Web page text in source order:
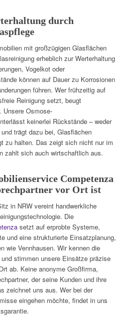
durch
mit großzügigen Glasflächen
erheblich zur Werterhaltung
Vogelkot oder
können auf Dauer zu Korrosionen
führen. Wer frühzeitig auf
Reinigung setzt, beugt
Unsere Osmose-
keinerlei Rückstände – weder
trägt dazu bei, Glasflächen
zu halten. Das zeigt sich nicht nur im
zahlt sich auch wirtschaftlich aus.
Competenza
vor Ort ist
in NRW vereint handwerkliche
Die
setzt auf erprobte Systeme,
und eine strukturierte Einsatzplanung,
wie Vennhausen. Wir kennen die
stimmen unsere Einsätze präzise
ab. Keine anonyme Großfirma,
der seine Kunden und ihre
zeichnet uns aus. Wer bei der
eingehen möchte, findet in uns